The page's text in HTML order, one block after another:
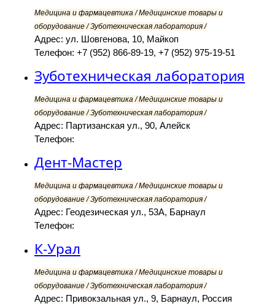
Медицина и фармацевтика / Медицинские товары и
оборудование / Зуботехническая лаборатория /
Адрес: ул. Шовгенова, 10, Майкоп
Телефон: +7 (952) 866-89-19, +7 (952) 975-19-51
Зуботехническая лаборатория
Медицина и фармацевтика / Медицинские товары и
оборудование / Зуботехническая лаборатория /
Адрес: Партизанская ул., 90, Алейск
Телефон:
Дент-Мастер
Медицина и фармацевтика / Медицинские товары и
оборудование / Зуботехническая лаборатория /
Адрес: Геодезическая ул., 53А, Барнаул
Телефон:
К-Урал
Медицина и фармацевтика / Медицинские товары и
оборудование / Зуботехническая лаборатория /
Адрес: Привокзальная ул., 9, Барнаул, Россия